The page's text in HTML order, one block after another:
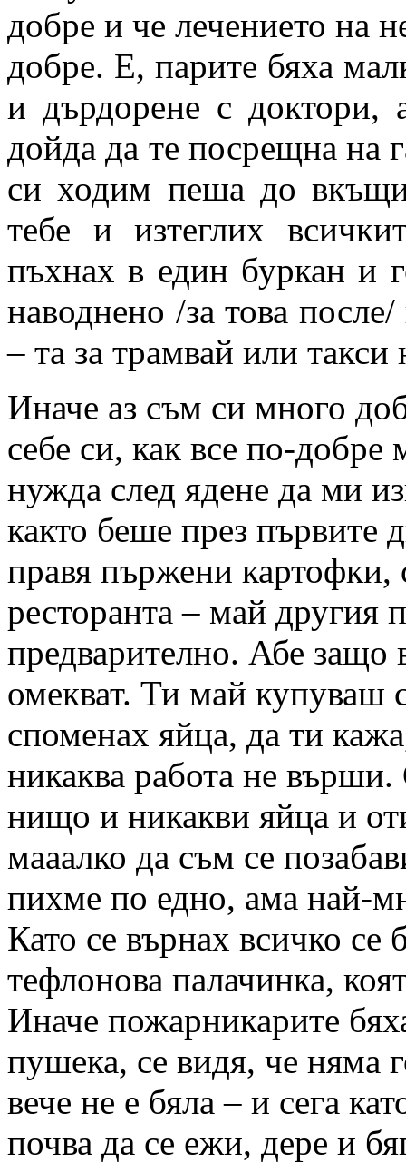
добре и че лечението на
добре. Е, парите бяха
и дърдорене с доктори,
дойда да те посрещна на
си ходим пеша до
тебе и изтеглих
пъхнах в един буркан и
наводнено /за това
– та за трамвай или
Иначе аз съм си много
себе си, как все по-
нужда след ядене да ми
както беше през първите
правя пържени картофки,
ресторанта – май другия
предварително. Абе защо
омекват. Ти май купуваш
споменах яйца, да ти
никаква работа не
нищо и никакви яйца и
мааалко да съм се
пихме по едно, ама най-
Като се върнах всичко се
тефлонова палачинка,
Иначе пожарникарите
пушека, се видя, че няма
вече не е бяла – и сега
почва да се ежи, дере и